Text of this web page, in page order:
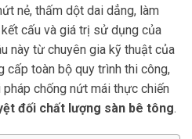
nẻ, thấm dột dai dẳng, làm
cấu và giá trị sử dụng của
này từ chuyên gia kỹ thuật của
cấp toàn bộ quy trình thi công,
chống nứt mái thực chiến
đối chất lượng sàn bê tông.